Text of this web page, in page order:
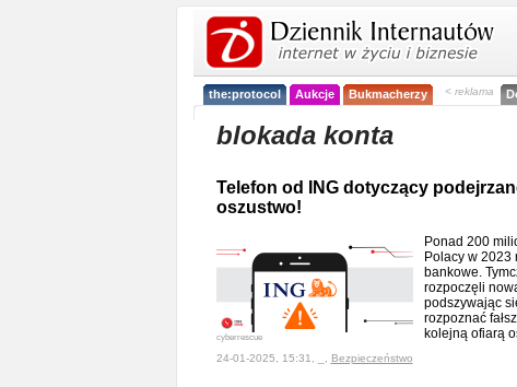
the:protocol Aukcje Bukmacherzy < reklama
blokada konta
Telefon od ING dotyczący
oszustwo!
cyberrescue
Ponad 200
Polacy w 2023
bankowe.
rozpoczęli
podszywając
rozpoznać
kolejną ofiarą
24-01-2025, 15:31, _, Bezpieczeństwo